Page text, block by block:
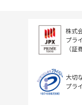
株式
プラ
（証
大切
プラ